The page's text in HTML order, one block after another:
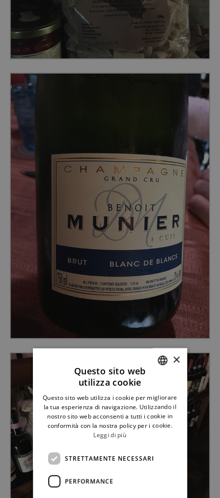
ENGLISH
×
Questo sito web
utilizza cookie
Questo sito web utilizza i cookie per migliorare
la tua esperienza di navigazione. Utilizzando il
nostro sito web acconsenti a tutti i cookie in
conformità con la nostra policy per i cookie.
Leggi di più
STRETTAMENTE NECESSARI
PERFORMANCE